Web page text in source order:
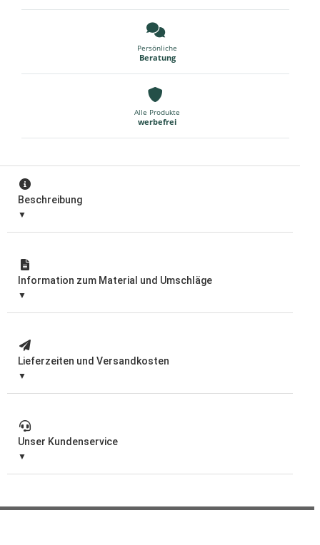
Persönliche
Beratung
Alle Produkte
werbefrei
Beschreibung
Information zum Material und Umschläge
Lieferzeiten und Versandkosten
Unser Kundenservice